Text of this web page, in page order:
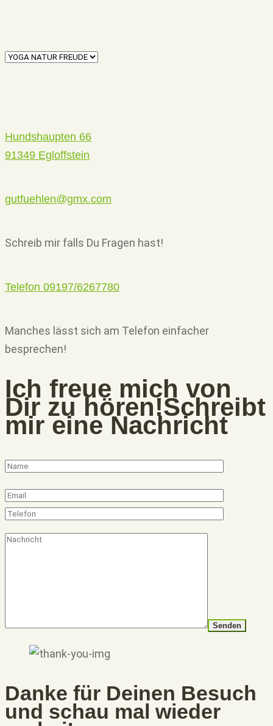
Hundshaupten 66
91349 Egloffstein
gutfuehlen@gmx.com
Schreib mir falls Du Fragen hast!
Telefon 09197/6267780
Manches lässt sich am Telefon einfacher
besprechen!
Ich freue mich von
Dir zu hören!Schreibt
mir eine Nachricht
Danke für Deinen Besuch
und schau mal wieder